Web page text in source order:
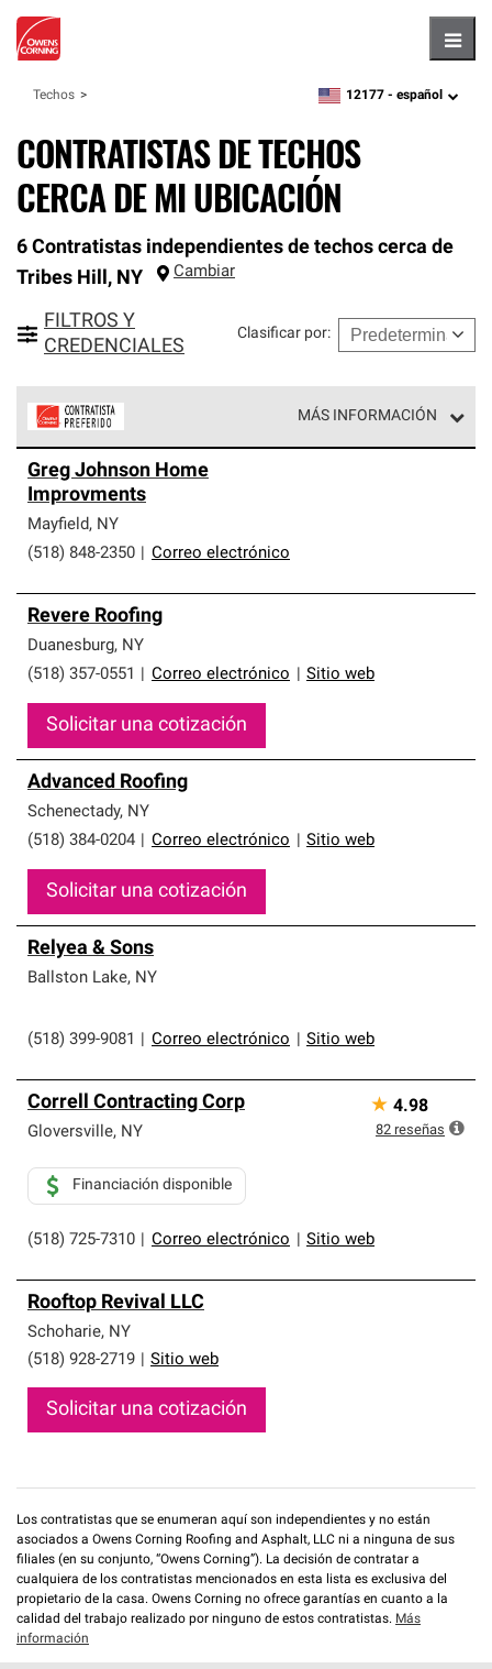
Techos zipcode, language
12177 - español
CONTRATISTAS DE TECHOS
CERCA DE MI UBICACIÓN
6 Contratistas independientes de techos cerca de
Tribes Hill, NY Cambiar
FILTROS Y
CREDENCIALES
Clasificar por:
MÁS INFORMACIÓN
parte de una red exclusiva de profesionales de techos
que cumplen con altos estándares y requisitos estrictos
de profesionalismo y confiabilidad.
Greg Johnson Home
Improvments
Mayfield, NY
(518) 848-2350
Correo electrónico
Revere Roofing
Duanesburg, NY
(518) 357-0551
Correo electrónico Sitio web
Solicitar una cotización
Advanced Roofing
Schenectady, NY
(518) 384-0204
Correo electrónico Sitio web
Solicitar una cotización
Relyea & Sons
Ballston Lake, NY
(518) 399-9081 Correo electrónico Sitio web
Correll Contracting Corp
Gloversville, NY
(518) 725-7310 Correo electrónico Sitio web
Financiación disponible
★ 4.98
82 reseñas
Rooftop Revival LLC
Schoharie, NY
(518) 928-2719
Sitio web
Solicitar una cotización
Los contratistas que se enumeran aquí son independientes y no están
asociados a Owens Corning Roofing and Asphalt, LLC ni a ninguna de sus
filiales (en su conjunto, “Owens Corning”). La decisión de contratar a
cualquiera de los contratistas mencionados en esta lista es exclusiva del
propietario de la casa. Owens Corning no ofrece garantías en cuanto a la
calidad del trabajo realizado por ninguno de estos contratistas. Más
información